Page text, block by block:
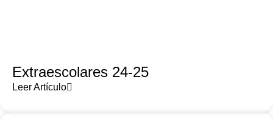
Extraescolares 24-25
Leer Artículo